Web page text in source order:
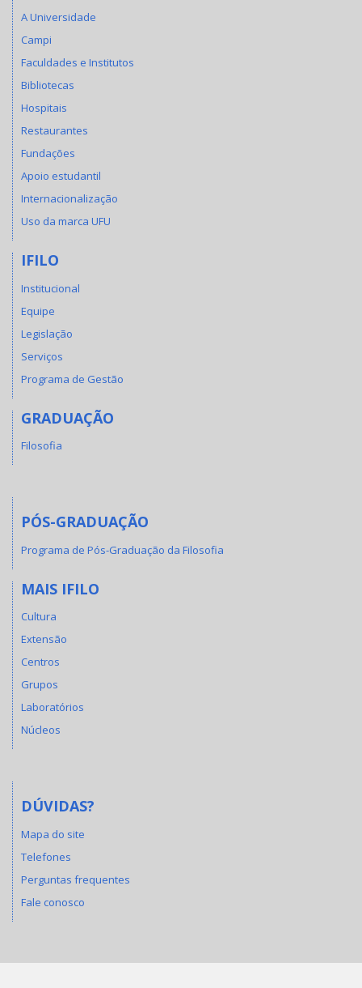
A Universidade
Campi
Faculdades e Institutos
Bibliotecas
Hospitais
Restaurantes
Fundações
Apoio estudantil
Internacionalização
Uso da marca UFU
IFILO
Institucional
Equipe
Legislação
Serviços
Programa de Gestão
GRADUAÇÃO
Filosofia
PÓS-GRADUAÇÃO
Programa de Pós-Graduação da Filosofia
MAIS IFILO
Cultura
Extensão
Centros
Grupos
Laboratórios
Núcleos
DÚVIDAS?
Mapa do site
Telefones
Perguntas frequentes
Fale conosco